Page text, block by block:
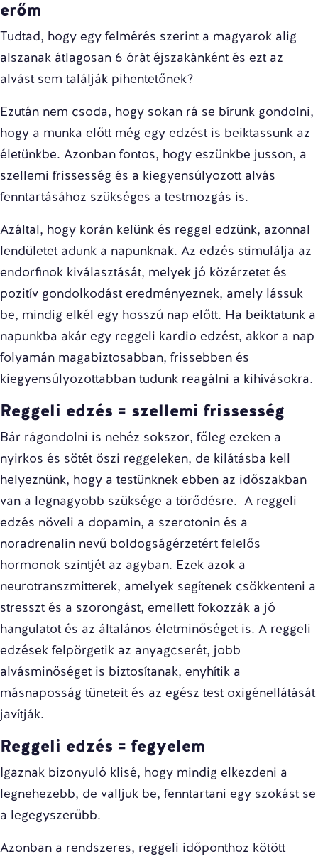
erőm
Tudtad, hogy egy felmérés szerint a magyarok alig
alszanak átlagosan 6 órát éjszakánként és ezt az
alvást sem találják pihentetőnek?
Ezután nem csoda, hogy sokan rá se bírunk gondolni,
hogy a munka előtt még egy edzést is beiktassunk az
életünkbe. Azonban fontos, hogy eszünkbe jusson, a
szellemi frissesség és a kiegyensúlyozott alvás
fenntartásához szükséges a testmozgás is.
Azáltal, hogy korán kelünk és reggel edzünk, azonnal
lendületet adunk a napunknak. Az edzés stimulálja az
endorfinok kiválasztását, melyek jó közérzetet és
pozitív gondolkodást eredményeznek, amely lássuk
be, mindig elkél egy hosszú nap előtt. Ha beiktatunk a
napunkba akár egy reggeli kardio edzést, akkor a nap
folyamán magabiztosabban, frissebben és
kiegyensúlyozottabban tudunk reagálni a kihívásokra.
Reggeli edzés = szellemi frissesség
Bár rágondolni is nehéz sokszor, főleg ezeken a
nyirkos és sötét őszi reggeleken, de kilátásba kell
helyeznünk, hogy a testünknek ebben az időszakban
van a legnagyobb szüksége a törődésre. A reggeli
edzés növeli a dopamin, a szerotonin és a
noradrenalin nevű boldogságérzetért felelős
hormonok szintjét az agyban. Ezek azok a
neurotranszmitterek, amelyek segítenek csökkenteni a
stresszt és a szorongást, emellett fokozzák a jó
hangulatot és az általános életminőséget is. A reggeli
edzések felpörgetik az anyagcserét, jobb
alvásminőséget is biztosítanak, enyhítik a
másnaposság tüneteit és az egész test oxigénellátását
javítják.
Reggeli edzés = fegyelem
Igaznak bizonyuló klisé, hogy mindig elkezdeni a
legnehezebb, de valljuk be, fenntartani egy szokást se
a legegyszerűbb.
Azonban a rendszeres, reggeli időponthoz kötött